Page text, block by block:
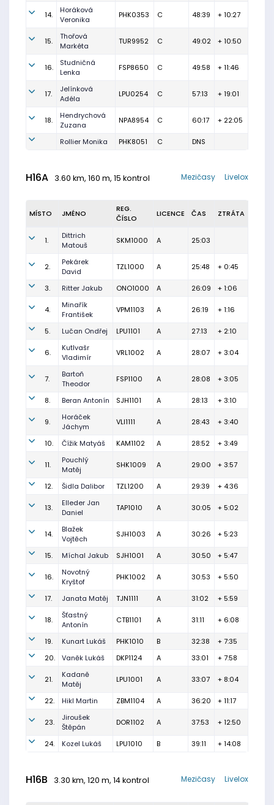
14.
Horáková
Veronika
PHK0353 C 48:39 + 10:27
15.
Thořová
Markéta
TUR9952 C 49:02 + 10:50
16.
Studničná
Lenka
FSP8650 C 49:58 + 11:46
17.
Jelínková
Adéla
LPU0254 C 57:13 + 19:01
18.
Hendrychová
Zuzana
NPA8954 C 60:17 + 22:05
Rollier Monika PHK8051 C DNS
H16A 3.60 km, 160 m, 15 kontrol Livelox
Mezičasy
MÍSTO JMÉNO
REG.
ČÍSLO
LICENCE ČAS ZTRÁTA
1.
Dittrich
Matouš
SKM1000 A 25:03
2.
Pekárek
David
TZL1000 A 25:48 + 0:45
3. Ritter Jakub ONO1000 A 26:09 + 1:06
4.
Minařík
František
VPM1103 A 26:19 + 1:16
5. Lučan Ondřej LPU1101 A 27:13 + 2:10
6.
Kutlvašr
Vladimír
VRL1002 A 28:07 + 3:04
7.
Bartoň
Theodor
FSP1100 A 28:08 + 3:05
8. Beran Antonín SJH1101 A 28:13 + 3:10
9.
Horáček
Jáchym
VLI1111 A 28:43 + 3:40
10. Čížik Matyáš KAM1102 A 28:52 + 3:49
11.
Pouchlý
Matěj
SHK1009 A 29:00 + 3:57
12. Šidla Dalibor TZL1200 A 29:39 + 4:36
13.
Elleder Jan
Daniel
TAP1010 A 30:05 + 5:02
14.
Blažek
Vojtěch
SJH1003 A 30:26 + 5:23
15. Míchal Jakub SJH1001 A 30:50 + 5:47
16.
Novotný
Kryštof
PHK1002 A 30:53 + 5:50
17. Janata Matěj TJN1111 A 31:02 + 5:59
18.
Šťastný
Antonín
CTB1101 A 31:11 + 6:08
19. Kunart Lukáš PHK1010 B 32:38
+ 7:35
20.
Vaněk Lukáš DKP1124 A 33:01 + 7:58
21.
Kadaně
Matěj
LPU1001 A 33:07 + 8:04
22. Hikl Martin ZBM1104 A 36:20 + 11:17
23.
Jiroušek
Štěpán
DOR1102 A 37:53 + 12:50
24. Kozel Lukáš LPU1010 B 39:11 + 14:08
H16B 3.30 km, 120 m, 14 kontrol Livelox
Mezičasy